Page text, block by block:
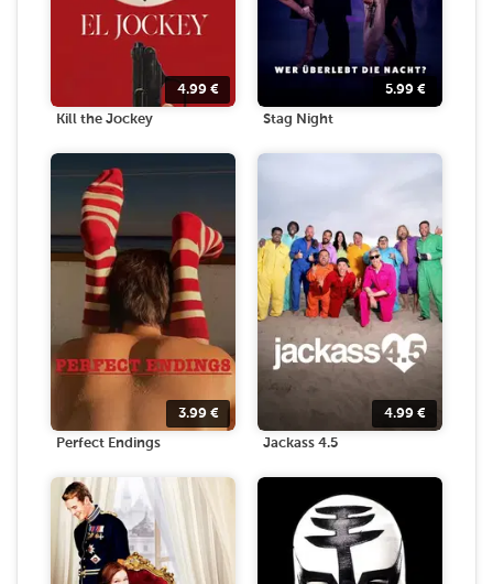
4.99 €
Kill the Jockey
5.99 €
Stag Night
3.99 €
Perfect Endings
4.99 €
Jackass 4.5